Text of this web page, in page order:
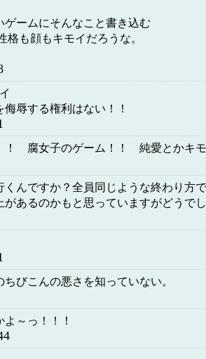
ゲームにそんなこと書き込む
格も顔もキモイだろうな。
辱する権利はない！！
！ 腐女子のゲーム！！ 純愛とかキ
くんですか？全員同じような終わり方
があるのかもと思っていますがどうで
びこんの悪さを知っていない。
～っ！！！